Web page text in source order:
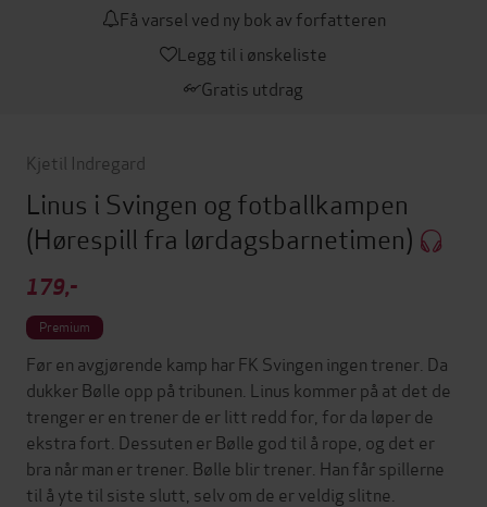
Få varsel ved ny bok av forfatteren
Legg til i ønskeliste
Gratis utdrag
Kjetil Indregard
Linus i Svingen og fotballkampen
(Hørespill fra lørdagsbarnetimen)
179,-
Premium
Før en avgjørende kamp har FK Svingen ingen trener. Da
dukker Bølle opp på tribunen. Linus kommer på at det de
trenger er en trener de er litt redd for, for da løper de
ekstra fort. Dessuten er Bølle god til å rope, og det er
bra når man er trener. Bølle blir trener. Han får spillerne
til å yte til siste slutt, selv om de er veldig slitne.